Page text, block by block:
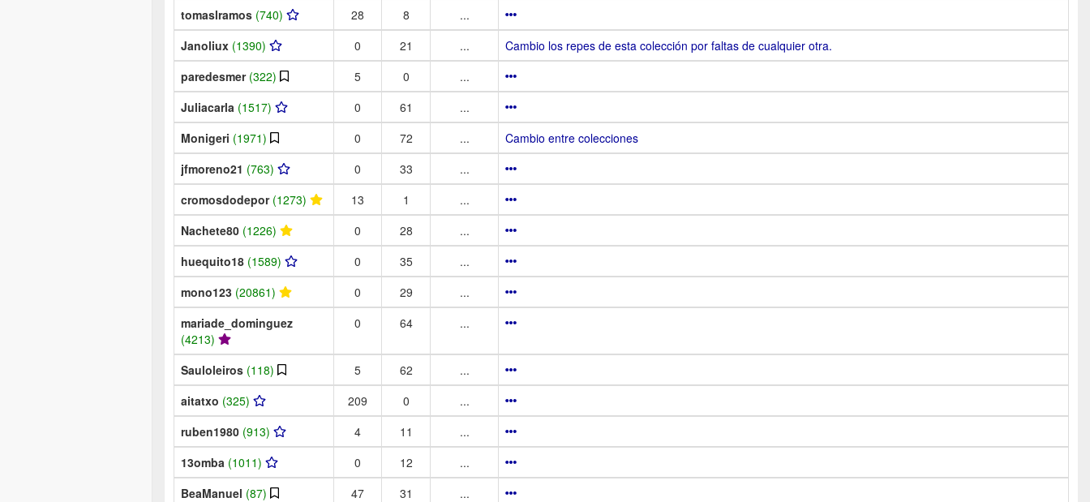
tomaslramos (740) 28 8
...
Janoliux (1390) 0 21 ...
Cambio los repes de esta colección por faltas de cualquier otra.
paredesmer (322) 5 0
...
Juliacarla (1517) 0 61
...
Monigeri (1971) 0 72 ...
Cambio entre colecciones
jfmoreno21 (763) 0 33
...
cromosdodepor (1273) 13 1
...
Nachete80 (1226) 0 28
...
huequito18 (1589) 0 35
...
mono123 (20861) 0 29
...
mariade_dominguez
(4213)
0 64 ...
Sauloleiros (118) 5 62
...
aitatxo (325) 209 0
...
ruben1980 (913) 4 11
...
13omba (1011) 0 12
...
BeaManuel (87) 47 31
...